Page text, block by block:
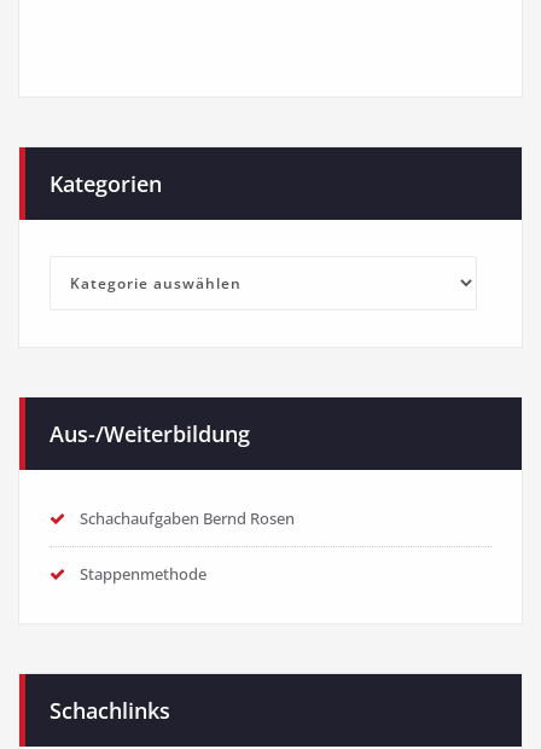
Kategorien
Kategorien
Aus-/Weiterbildung
Schachaufgaben Bernd Rosen
Stappenmethode
Schachlinks